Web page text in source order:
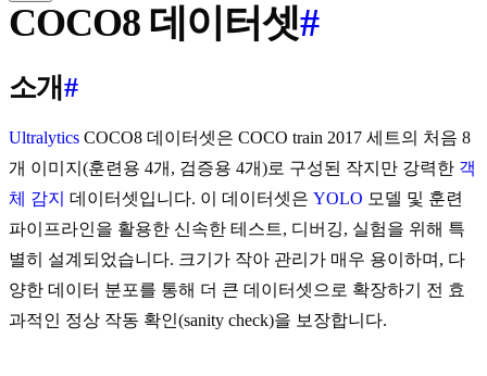
COCO8 데이터셋#
소개#
Ultralytics COCO8 데이터셋은 COCO train 2017 세트의 처음 8
개 이미지(훈련용 4개, 검증용 4개)로 구성된 작지만 강력한 객
체 감지 데이터셋입니다. 이 데이터셋은 YOLO 모델 및 훈련
파이프라인을 활용한 신속한 테스트, 디버깅, 실험을 위해 특
별히 설계되었습니다. 크기가 작아 관리가 매우 용이하며, 다
양한 데이터 분포를 통해 더 큰 데이터셋으로 확장하기 전 효
과적인 정상 작동 확인(sanity check)을 보장합니다.